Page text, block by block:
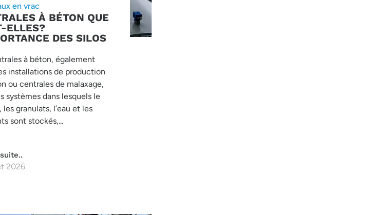
en vrac
À BÉTON QUE
ELLES?
DES SILOS
à béton, également
installations de production
ou centrales de malaxage,
systèmes dans lesquels le
granulats, l’eau et les
sont stockés,...
2026